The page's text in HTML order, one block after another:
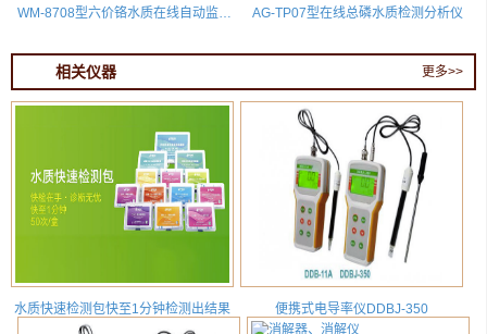
WM-8708型六价铬水质在线自动监测分析仪 AG-TP07型在线总磷水质检测分析仪
更多>>
相关仪器
水质快速检测包快至1分钟检测出结果 便携式电导率仪DDBJ-350